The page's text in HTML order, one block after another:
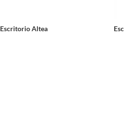
Escritorio Altea